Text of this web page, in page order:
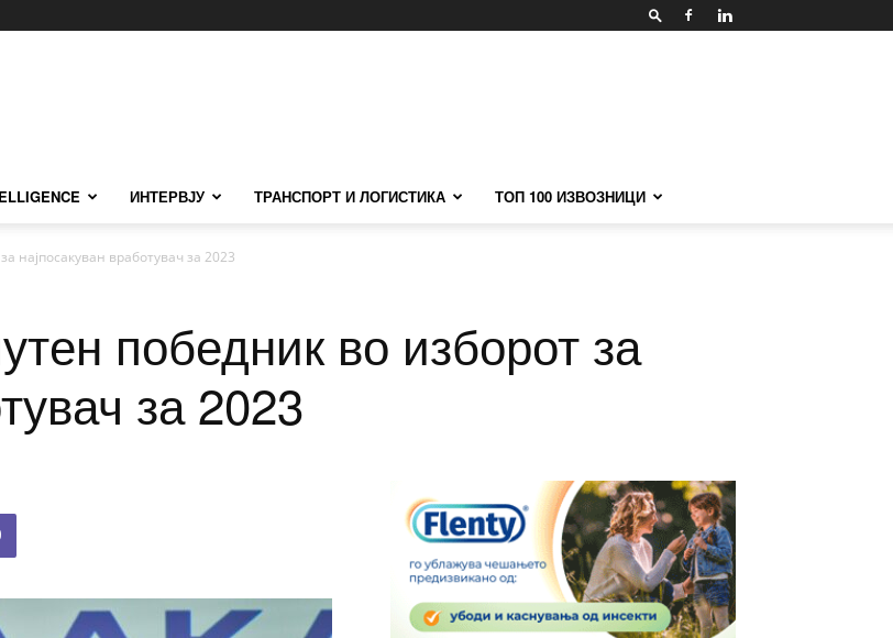
ИНТЕРВЈУ ТРАНСПОРТ И ЛОГИСТИКА ТОП 100 ИЗВОЗНИЦИ
најпосакуван вработувач за 2023
победник во изборот за
за 2023